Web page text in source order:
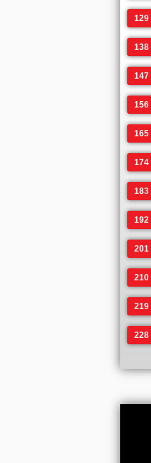
129
138
147
156
165
174
183
192
201
210
219
228